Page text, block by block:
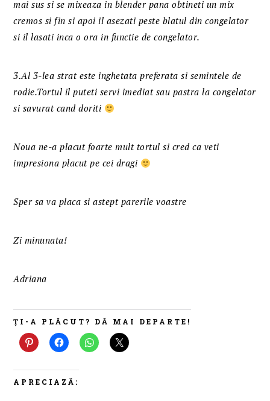
mai sus si se mixeaza in blender pana obtineti un mix
cremos si fin si apoi il asezati peste blatul din congelator
si il lasati inca o ora in functie de congelator.
3.Al 3-lea strat este inghetata preferata si semintele de
rodie.Tortul il puteti servi imediat sau pastra la congelator
si savurat cand doriti
Noua ne-a placut foarte mult tortul si cred ca veti
impresiona placut pe cei dragi
Sper sa va placa si astept parerile voastre
Zi minunata!
Adriana
ȚI-A PLĂCUT? DĂ MAI DEPARTE!
APRECIAZĂ: